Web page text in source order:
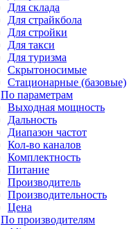
Для склада
Для страйкбола
Для стройки
Для такси
Для туризма
Скрытоносимые
Стационарные (базовые)
По параметрам
Выходная мощность
Дальность
Диапазон частот
Кол-во каналов
Комплектность
Питание
Производитель
Производительность
Цена
По производителям